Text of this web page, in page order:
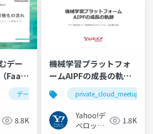
デー
FaaS
ータ
のツ
データ可視化 データソリューション
8.8K
機械学習プラットフォ
ームAIPFの成長の軌跡
#private_cloud_meetup
private_cloud_meetup
Yahoo!デ
ベロッパ
1.8K